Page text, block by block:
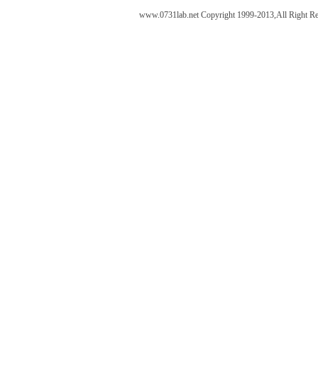
www.0731lab.net Copyright 1999-2013,All Right